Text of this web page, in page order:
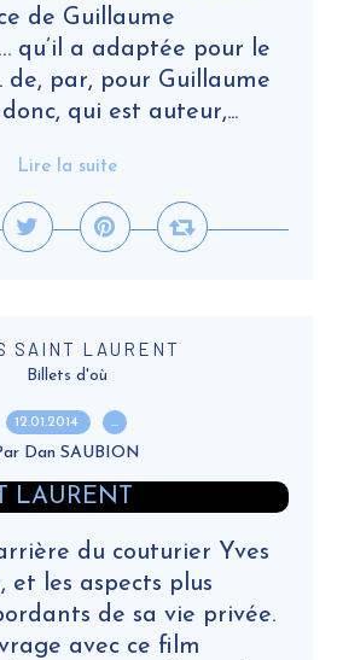
de Guillaume
qu’il a adaptée pour le
par, pour Guillaume
qui est auteur,...
Lire la suite
SAINT LAURENT
Billets d'où
12.01.2014 …
Dan SAUBION
du couturier Yves
les aspects plus
de sa vie privée.
avec ce film